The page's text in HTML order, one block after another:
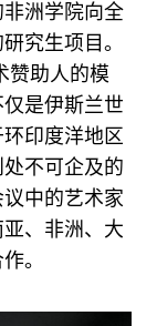
洲学院向全
究生项目。
赞助人的模
是伊斯兰世
印度洋地区
不可企及的
中的艺术家
、非洲、大
。